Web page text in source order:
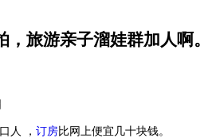
旅游亲子溜娃群加人啊。
人 ， 订房比网上便宜几十块钱。